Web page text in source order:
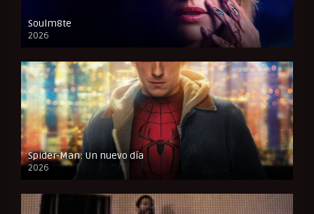
Soulm8te
2026
FULL HD
Spider-Man: Un nuevo día
2026
CAM